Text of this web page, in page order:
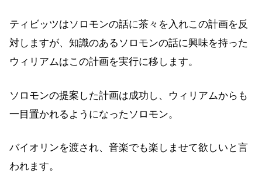
ティビッツはソロモンの話に茶々を入れこの計画を反
対しますが、知識のあるソロモンの話に興味を持った
ウィリアムはこの計画を実行に移します。
ソロモンの提案した計画は成功し、ウィリアムからも
一目置かれるようになったソロモン。
バイオリンを渡され、音楽でも楽しませて欲しいと言
われます。